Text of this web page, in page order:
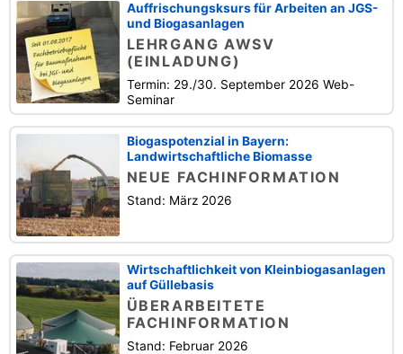
Auffrischungsksurs für Arbeiten an JGS-
und Biogasanlagen
LEHRGANG AWSV
(EINLADUNG)
Termin: 29./30. September 2026 Web-
Seminar
Biogaspotenzial in Bayern:
Landwirtschaftliche Biomasse
NEUE FACHINFORMATION
Stand: März 2026
Wirtschaftlichkeit von Kleinbiogasanlagen
auf Güllebasis
ÜBERARBEITETE
FACHINFORMATION
Stand: Februar 2026